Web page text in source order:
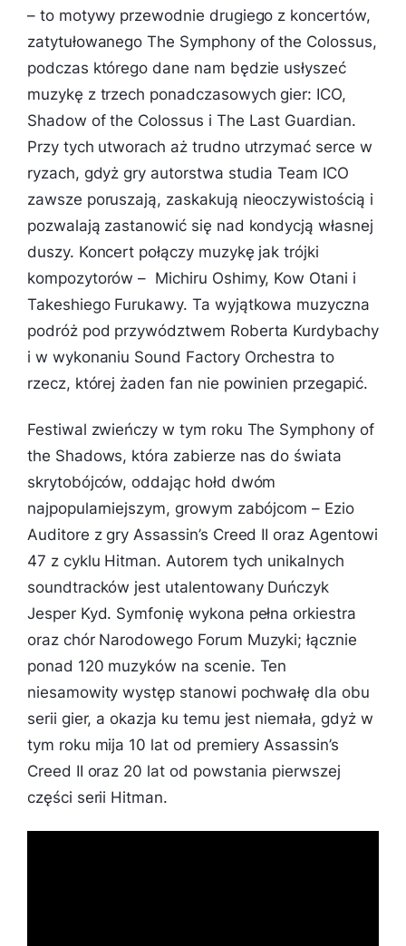
– to motywy przewodnie drugiego z koncertów,
zatytułowanego The Symphony of the Colossus,
podczas którego dane nam będzie usłyszeć
muzykę z trzech ponadczasowych gier: ICO,
Shadow of the Colossus i The Last Guardian.
Przy tych utworach aż trudno utrzymać serce w
ryzach, gdyż gry autorstwa studia Team ICO
zawsze poruszają, zaskakują nieoczywistością i
pozwalają zastanowić się nad kondycją własnej
duszy. Koncert połączy muzykę jak trójki
kompozytorów – Michiru Oshimy, Kow Otani i
Takeshiego Furukawy. Ta wyjątkowa muzyczna
podróż pod przywództwem Roberta Kurdybachy
i w wykonaniu Sound Factory Orchestra to
rzecz, której żaden fan nie powinien przegapić.
Festiwal zwieńczy w tym roku The Symphony of
the Shadows, która zabierze nas do świata
skrytobójców, oddając hołd dwóm
najpopularniejszym, growym zabójcom – Ezio
Auditore z gry Assassin’s Creed II oraz Agentowi
47 z cyklu Hitman. Autorem tych unikalnych
soundtracków jest utalentowany Duńczyk
Jesper Kyd. Symfonię wykona pełna orkiestra
oraz chór Narodowego Forum Muzyki; łącznie
ponad 120 muzyków na scenie. Ten
niesamowity występ stanowi pochwałę dla obu
serii gier, a okazja ku temu jest niemała, gdyż w
tym roku mija 10 lat od premiery Assassin’s
Creed II oraz 20 lat od powstania pierwszej
części serii Hitman.